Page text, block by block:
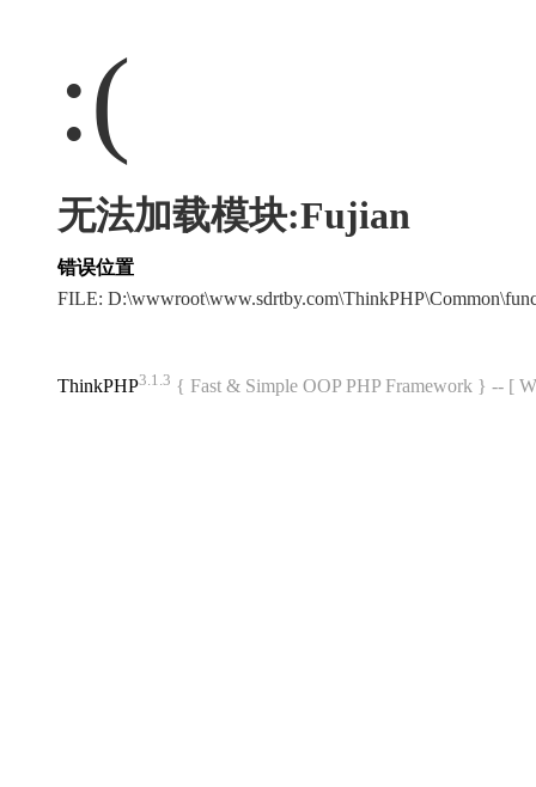
:(
无法加载模块:Fujian
错误位置
FILE:
ThinkPHP3.1.3 { Fast & Simple OOP PHP Framework } -- [